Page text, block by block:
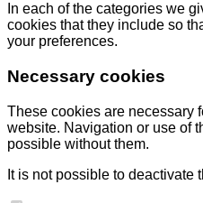
In each of the categories we
cookies that they include so
your preferences.
Necessary cookies
These cookies are necessary
website. Navigation or use of
possible without them.
It is not possible to deactivate